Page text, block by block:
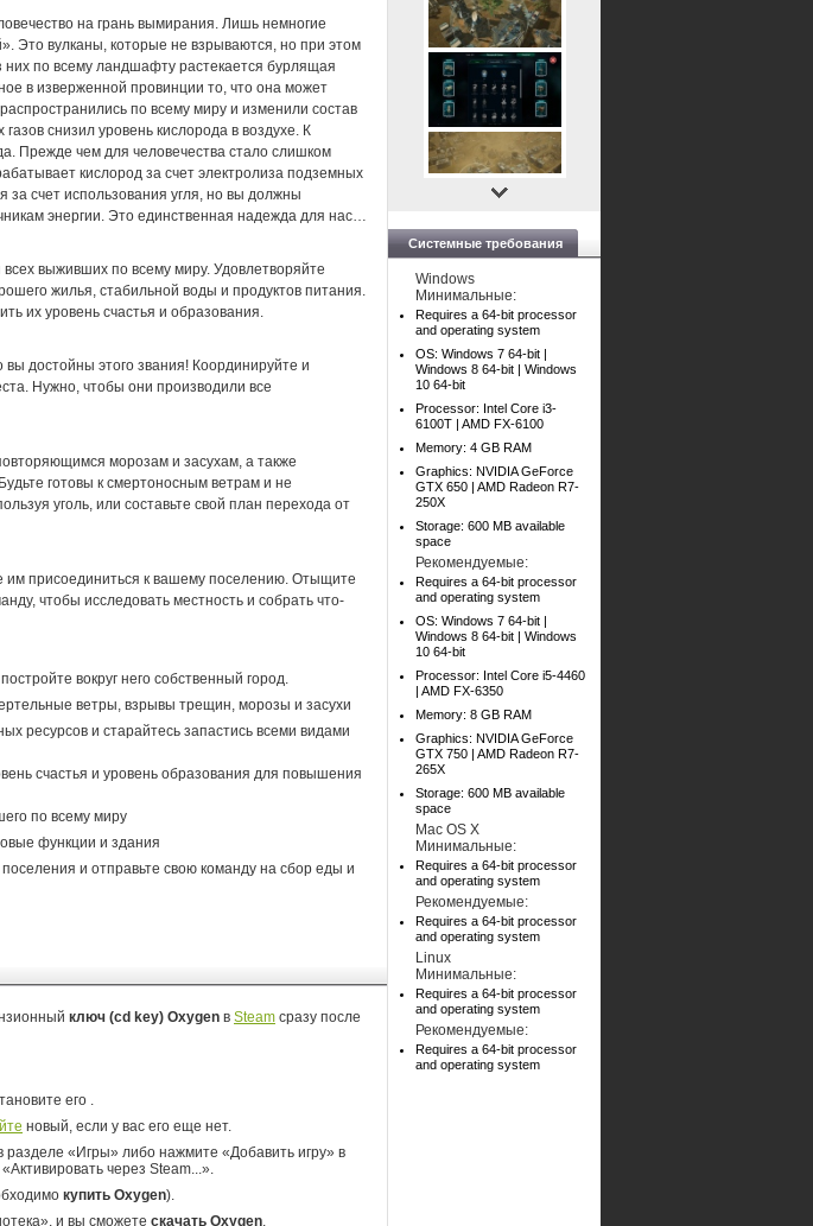
на грань вымирания. Лишь немногие
Это вулканы, которые не взрываются, но при этом
по всему ландшафту растекается бурлящая
в изверженной провинции то, что она может
по всему миру и изменили состав
снизил уровень кислорода в воздухе. К
Прежде чем для человечества стало слишком
кислород за счет электролиза подземных
за счет использования угля, но вы должны
энергии. Это единственная надежда для нас…
выживших по всему миру. Удовлетворяйте
жилья, стабильной воды и продуктов питания.
их уровень счастья и образования.
достойны этого звания! Координируйте и
Нужно, чтобы они производили все
морозам и засухам, а также
готовы к смертоносным ветрам и не
уголь, или составьте свой план перехода от
им присоединиться к вашему поселению. Отыщите
чтобы исследовать местность и собрать что-
вокруг него собственный город.
ветры, взрывы трещин, морозы и засухи
ресурсов и старайтесь запастись всеми видами
счастья и уровень образования для повышения
по всему миру
функции и здания
и отправьте свою команду на сбор еды и
ключ (cd key) Oxygen в Steam сразу после
его .
новый, если у вас его еще нет.
разделе «Игры» либо нажмите «Добавить игру» в
через Steam...».
купить Oxygen).
и вы сможете скачать Oxygen.
Системные требования
Windows
Минимальные:
Requires a 64-bit processor
and operating system
OS: Windows 7 64-bit |
Windows 8 64-bit | Windows
10 64-bit
Processor: Intel Core i3-
6100T | AMD FX-6100
Memory: 4 GB RAM
Graphics: NVIDIA GeForce
GTX 650 | AMD Radeon R7-
250X
Storage: 600 MB available
space
Рекомендуемые:
Requires a 64-bit processor
and operating system
OS: Windows 7 64-bit |
Windows 8 64-bit | Windows
10 64-bit
Processor: Intel Core i5-4460
| AMD FX-6350
Memory: 8 GB RAM
Graphics: NVIDIA GeForce
GTX 750 | AMD Radeon R7-
265X
Storage: 600 MB available
space
Mac OS X
Минимальные:
Requires a 64-bit processor
and operating system
Рекомендуемые:
Requires a 64-bit processor
and operating system
Linux
Минимальные:
Requires a 64-bit processor
and operating system
Рекомендуемые:
Requires a 64-bit processor
and operating system